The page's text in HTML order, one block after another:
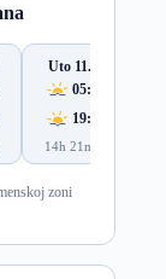
Uto 11.8.
05:36
19:58
14h 21min
zoni